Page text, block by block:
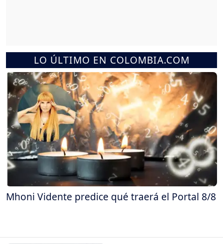
LO ÚLTIMO EN COLOMBIA.COM
Mhoni Vidente predice qué traerá el Portal 8/8